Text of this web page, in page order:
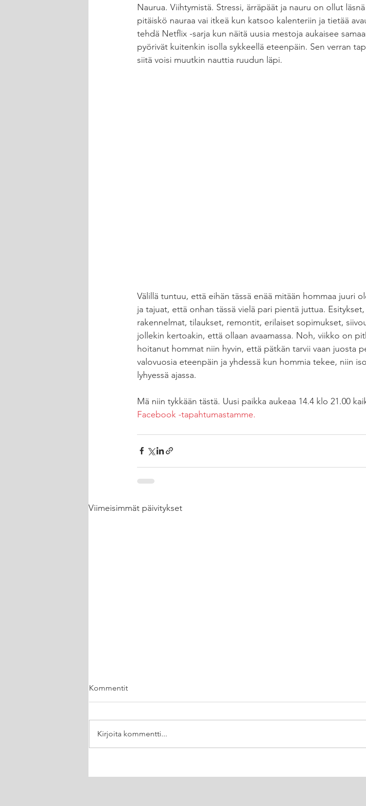
Naurua. Viihtymistä. Stressi, ärräpäät ja nauru on ollut
pitäiskö nauraa vai itkeä kun katsoo kalenteriin ja tietää
tehdä Netflix -sarja kun näitä uusia mestoja aukaisee
pyörivät kuitenkin isolla sykkeellä eteenpäin. Sen verran
siitä voisi muutkin nauttia ruudun läpi.
Välillä tuntuu, että eihän tässä enää mitään hommaa juuri
ja tajuat, että onhan tässä vielä pari pientä juttua.
rakennelmat, tilaukset, remontit, erilaiset sopimukset,
jollekin kertoakin, että ollaan avaamassa. Noh, viikko on
hoitanut hommat niin hyvin, että pätkän tarvii vaan juosta
valovuosia eteenpäin ja yhdessä kun hommia tekee, niin
lyhyessä ajassa.
Mä niin tykkään tästä. Uusi paikka aukeaa 14.4 klo 21.00
Facebook -tapahtumastamme.
Viimeisimmät päivitykset
SumUp vs Zettle
Kommentit
Kirjoita kommentti...